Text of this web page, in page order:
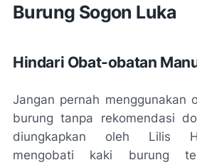
Burung Sogon Luka
Hindari Obat-obatan
Jangan pernah menggunakan
burung tanpa rekomendasi
diungkapkan oleh Lilis
mengobati kaki burung